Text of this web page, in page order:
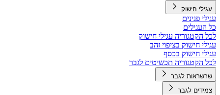
עגילי חישוק
עגילי פנינים
כל העגילים
לכל הקטגוריה עגילי חישוק
עגילי חישוק בציפוי זהב
עגילי חישוק בכסף
לכל הקטגוריה תכשיטים לגבר
שרשראות לגבר
צמידים לגבר